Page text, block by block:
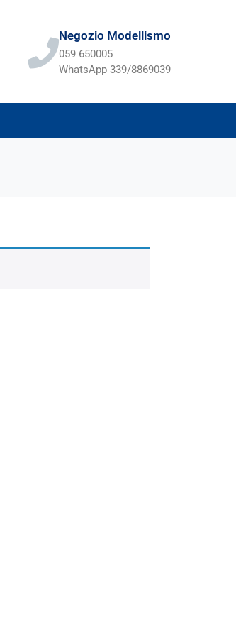
Negozio Modellismo
059 650005
WhatsApp 339/8869039